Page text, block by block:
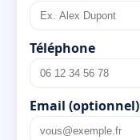
Téléphone
Email (optionnel)